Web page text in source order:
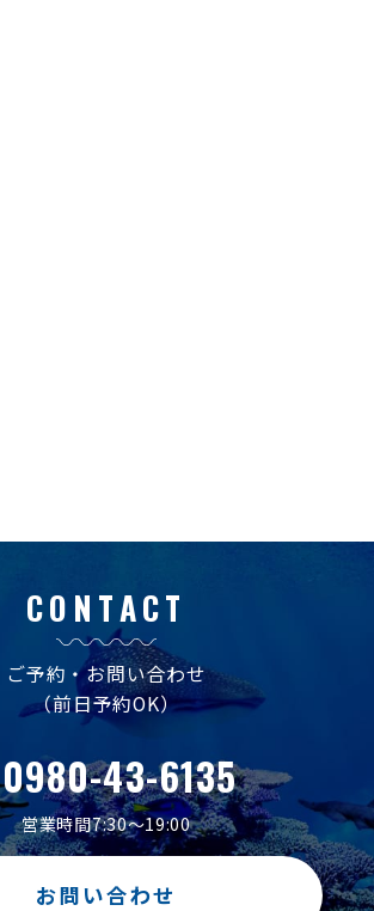
CONTACT
ご予約・お問い合わせ
（前日予約OK）
0980-43-6135
営業時間7:30～19:00
お問い合わせ